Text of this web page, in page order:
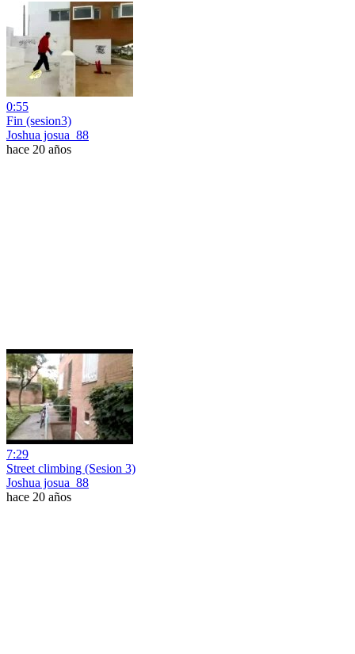
0:55
Fin (sesion3)
Joshua josua_88
hace 20 años
7:29
Street climbing (Sesion 3)
Joshua josua_88
hace 20 años